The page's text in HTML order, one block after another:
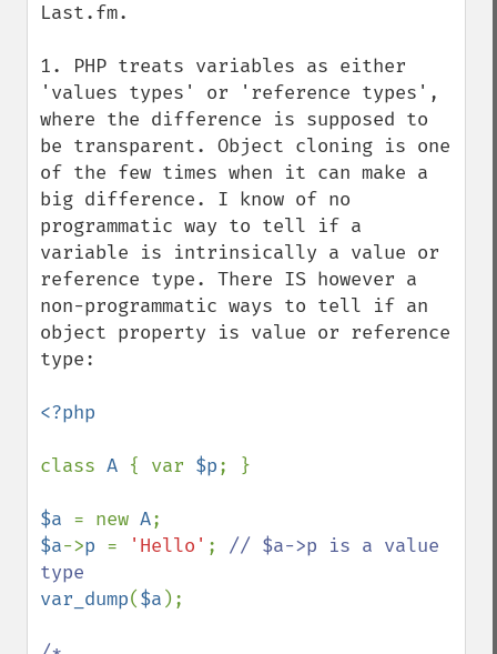
Last.fm.
1. PHP treats variables as either
'values types' or 'reference types',
where the difference is supposed to
be transparent. Object cloning is one
of the few times when it can make a
big difference. I know of no
programmatic way to tell if a
variable is intrinsically a value or
reference type. There IS however a
non-programmatic ways to tell if an
object property is value or reference
type:
<?php
class A { var $p; }
$a = new A
$a->p = 'Hello' ; // $a->p is a value
var_dump($a );